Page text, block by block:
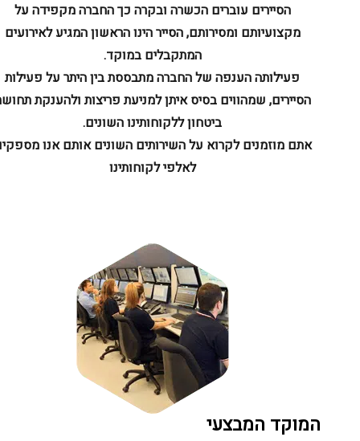
הסיירים עוברים הכשרה ובקרה כך החברה מקפידה על
מקצועיותם ומסירותם, הסייר הינו הראשון המגיע לאירועים
המתקבלים במוקד.
פעילותה הענפה של החברה מתבססת בין היתר על פעילות
הסיירים, שמהווים בסיס איתן למניעת פריצות ולהענקת תחושת
ביטחון ללקוחותינו השונים.
אתם מוזמנים לקרוא על השירותים השונים אותם אנו מספקים
לאלפי לקוחותינו
המוקד המבצעי